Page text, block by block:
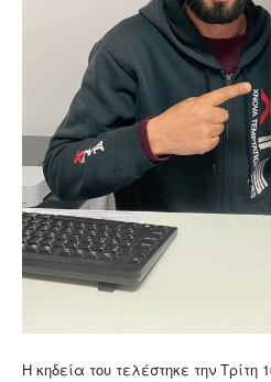
Η κηδεία του τελέστηκε την Τρίτη